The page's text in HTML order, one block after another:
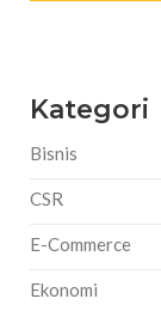
Kategori
Bisnis
CSR
E-Commerce
Ekonomi